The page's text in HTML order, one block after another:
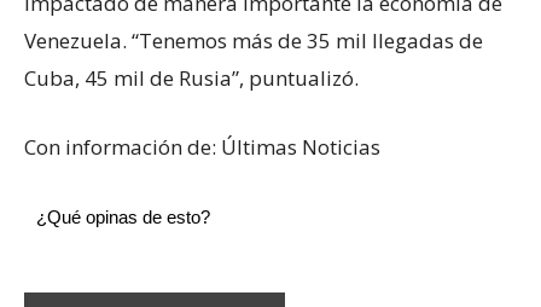
Venezuela. “Tenemos más de 35 mil llegadas de
Cuba, 45 mil de Rusia”, puntualizó.
Con información de: Últimas Noticias
¿Qué opinas de esto?